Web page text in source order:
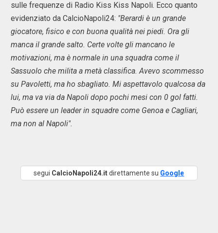
sulle frequenze di Radio Kiss Kiss Napoli. Ecco quanto
evidenziato da CalcioNapoli24: "Berardi è un grande
giocatore, fisico e con buona qualità nei piedi. Ora gli
manca il grande salto. Certe volte gli mancano le
motivazioni, ma è normale in una squadra come il
Sassuolo che milita a metà classifica. Avevo scommesso
su Pavoletti, ma ho sbagliato. Mi aspettavolo qualcosa da
lui, ma va via da Napoli dopo pochi mesi con 0 gol fatti.
Può essere un leader in squadre come Genoa e Cagliari,
ma non al Napoli".
segui CalcioNapoli24.itdirettamente su Google